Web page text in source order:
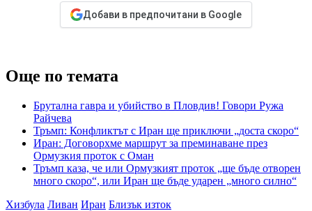
Добави в предпочитани в Google
Още по темата
Брутална гавра и убийство в Пловдив! Говори Ружа
Райчева
Тръмп: Конфликтът с Иран ще приключи „доста скоро“
Иран: Договорхме маршрут за преминаване през
Ормузкия проток с Оман
Тръмп каза, че или Ормузкият проток „ще бъде отворен
много скоро“, или Иран ще бъде ударен „много силно“
Хизбула Ливан Иран Близък изток